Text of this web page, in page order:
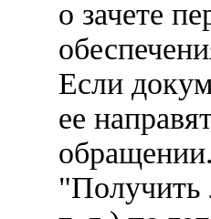
о зачете
Если
ее
"Получить